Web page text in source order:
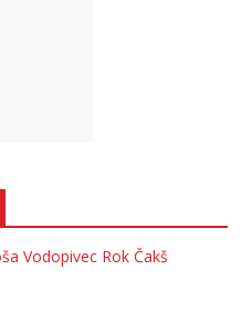
Vodopivec Rok Čakš